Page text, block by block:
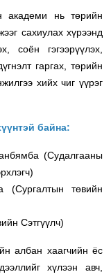
академи нь төрийн
сахиулах хүрээнд
соён гэгээрүүлэх,
гаргах, төрийн
хийх чиг үүрэг
байна:
(Судалгааны
(Сургалтын төвийн
Сэтгүүлч)
албан хаагчийн ёс
хүлээн авч,